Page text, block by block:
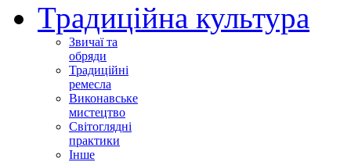
Традиційна культура
Звичаї та
обряди
Традиційні
ремесла
Виконавське
мистецтво
Світоглядні
практики
Інше